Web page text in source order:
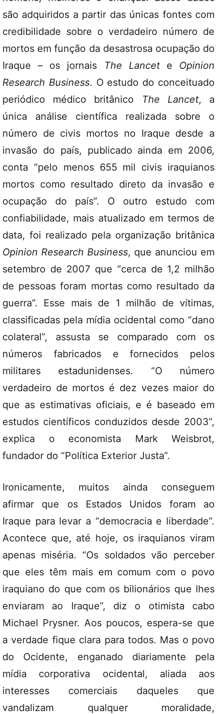
são adquiridos a partir das únicas fontes com
credibilidade sobre o verdadeiro número de
mortos em função da desastrosa ocupação do
Iraque – os jornais
The Lancete Opinion
Research Business. O estudo do conceituado
periódico médico britânico The Lancet, a
única análise científica realizada sobre o
número de civis mortos no Iraque desde a
invasão do país, publicado ainda em 2006,
conta “pelo menos 655 mil civis iraquianos
mortos como resultado direto da invasão e
ocupação do país”. O outro estudo com
confiabilidade, mais atualizado em termos de
data, foi realizado pela organização britânica
Opinion Research Business, que anunciou em
setembro de 2007 que “cerca de 1,2 milhão
de pessoas foram mortas como resultado da
guerra”. Esse mais de 1 milhão de vítimas,
classificadas pela mídia ocidental como “dano
colateral”, assusta se comparado com os
números fabricados e fornecidos pelos
militares estadunidenses. “O número
verdadeiro de mortos é dez vezes maior do
que as estimativas oficiais, e é baseado em
estudos científicos conduzidos desde 2003”,
explica o economista Mark Weisbrot,
fundador do “Política Exterior Justa”.
Ironicamente, muitos ainda conseguem
afirmar que os Estados Unidos foram ao
Iraque para levar a “democracia e liberdade”.
Acontece que, até hoje, os iraquianos viram
apenas miséria. “Os soldados vão perceber
que eles têm mais em comum com o povo
iraquiano do que com os bilionários que lhes
enviaram ao Iraque”, diz o otimista cabo
Michael Prysner. Aos poucos, espera-se que
a verdade fique clara para todos. Mas o povo
do Ocidente, enganado diariamente pela
mídia corporativa ocidental, aliada aos
interesses comerciais daqueles que
vandalizam qualquer moralidade,